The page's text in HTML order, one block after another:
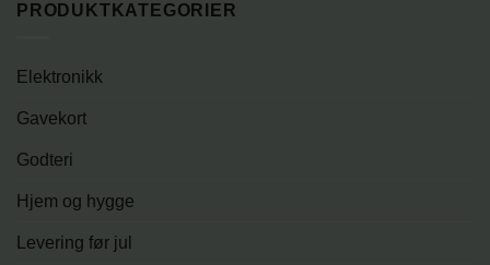
PRODUKTKATEGORIER
Elektronikk
Gavekort
Godteri
Hjem og hygge
Levering før jul